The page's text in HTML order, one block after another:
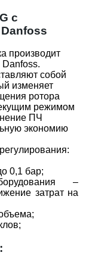
с
производит
Danfoss.
собой
изменяет
ротора
режимом
ПЧ
экономию
0,1 бар;
–
затрат на